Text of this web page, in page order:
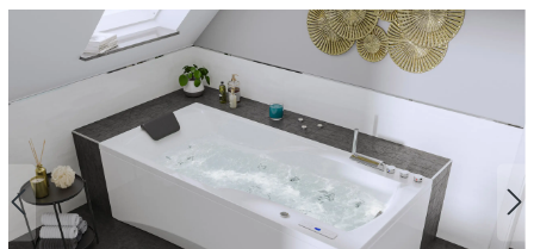
Bildergalerie überspringen